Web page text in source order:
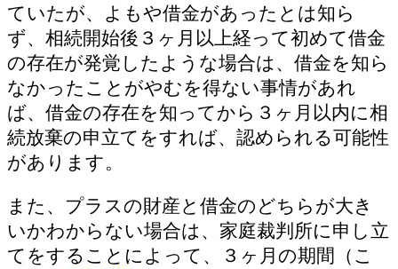
ていたが、よもや借金があったとは知ら
ず、相続開始後３ヶ月以上経って初めて借金
の存在が発覚したような場合は、借金を知ら
なかったことがやむを得ない事情があれ
ば、借金の存在を知ってから３ヶ月以内に相
続放棄の申立てをすれば、認められる可能性
があります。
また、プラスの財産と借金のどちらが大き
いかわからない場合は、家庭裁判所に申し立
てをすることによって、３ヶ月の期間（こ